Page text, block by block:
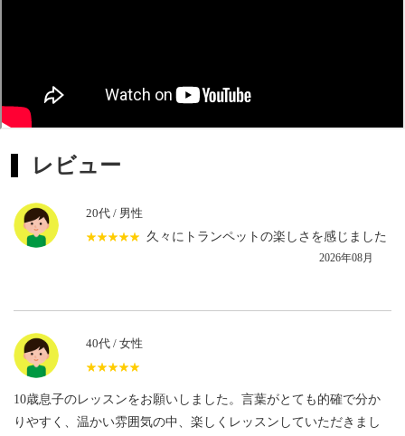
レビュー
20代 / 男性
★★★★★
☆☆☆☆☆ 久々にトランペットの楽しさを感じました
2026年08月
40代 / 女性
★★★★★
☆☆☆☆☆
10歳息子のレッスンをお願いしました。言葉がとても的確で分か
りやすく、温かい雰囲気の中、楽しくレッスンしていただきまし